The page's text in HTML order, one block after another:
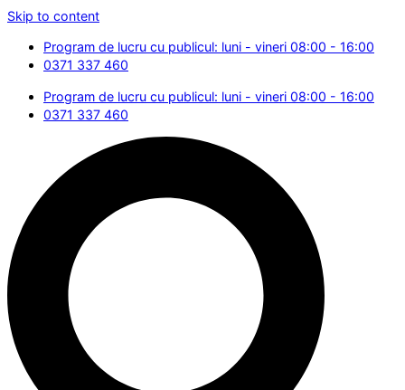
Skip to content
Program de lucru cu publicul: luni - vineri 08:00 - 16:00
0371 337 460
Program de lucru cu publicul: luni - vineri 08:00 - 16:00
0371 337 460